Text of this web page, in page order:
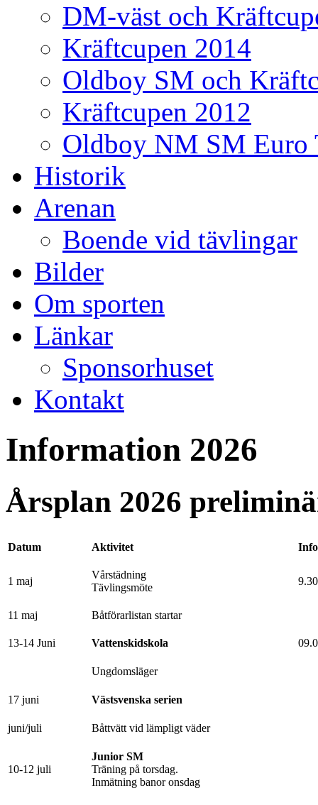
DM-väst och
Kräftcupen 2014
Oldboy SM och
Kräftcupen 2012
Oldboy NM SM Euro
Historik
Arenan
Boende vid tävlingar
Bilder
Om sporten
Länkar
Sponsorhuset
Kontakt
Information 2026
Årsplan 2026
Datum Aktivitet Info
1 maj
Vårstädning
Tävlingsmöte
9.30
11 maj Båtförarlistan startar
13-14 Juni Vattenskidskola
Ungdomsläger
17 juni Västsvenska serien
juni/juli Båttvätt vid lämpligt väder
10-12 juli
Junior SM
Träning på torsdag.
Inmätning banor onsdag